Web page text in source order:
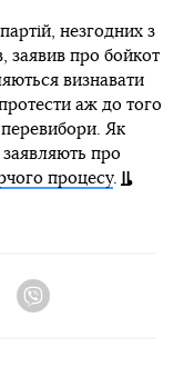
незгодних з
заявив про бойкот
визнавати
аж до того
Як
заявляють про
процесу.
Telegram